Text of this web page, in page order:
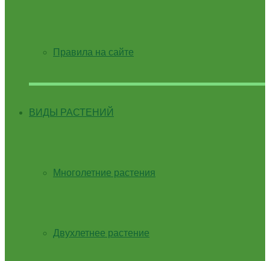
Правила на сайте
ВИДЫ РАСТЕНИЙ
Многолетние растения
Двухлетнее растение